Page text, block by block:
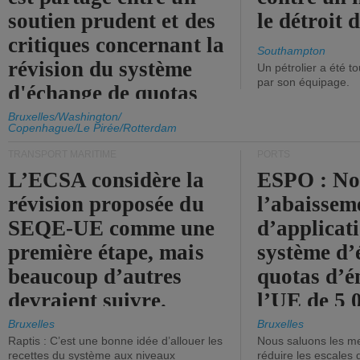
soutien prudent et des
critiques concernant la
révision du système
d'échange de quotas
d'émission de l'UE.
Bruxelles/Washington/
Copenhague/Le Pirée/Rotterdam
le détroit
Southampton
Un pétrolier a été
par son équipage.
L’ECSA considère la
révision proposée du
SEQE-UE comme une
première étape, mais
beaucoup d’autres
devraient suivre.
Bruxelles
Raptis : C’est une bonne idée d’allouer les
recettes du système aux niveaux
ESPO :
système
quotas
l’UE de 5
tonneaux
brute.
Bruxelles
Nous saluons les
réduire les escales